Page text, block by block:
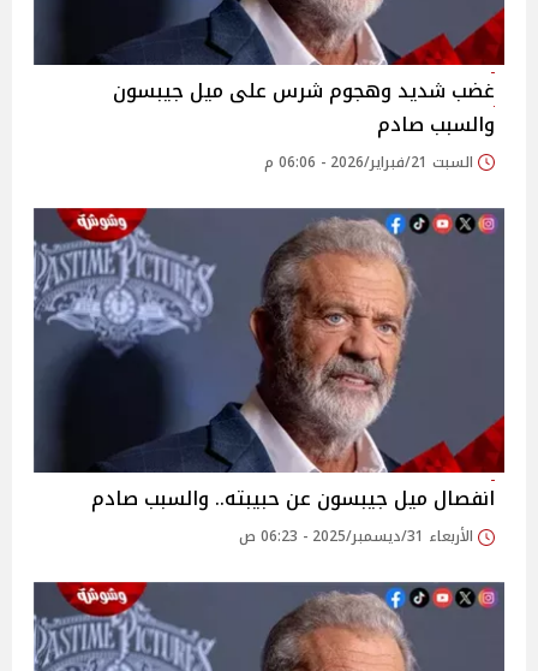
غضب شديد وهجوم شرس على ميل جيبسون
والسبب صادم
السبت 21/فبراير/2026 - 06:06 م
انفصال ميل جيبسون عن حبيبته.. والسبب صادم
الأربعاء 31/ديسمبر/2025 - 06:23 ص